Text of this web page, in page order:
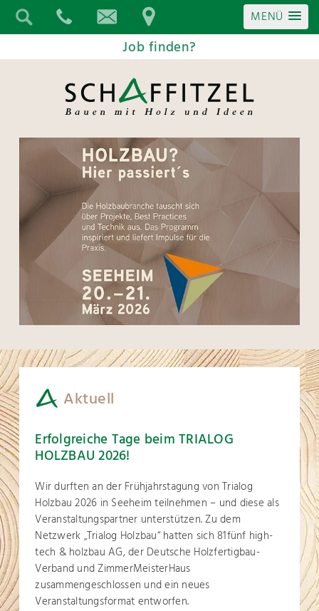
MENÜ
Job finden?
Aktuell
Erfolgreiche Tage beim TRIALOG
HOLZBAU 2026!
Wir durften an der Frühjahrstagung von Trialog
Holzbau 2026 in Seeheim teilnehmen – und diese als
Veranstaltungspartner unterstützen. Zu dem
Netzwerk „Trialog Holzbau“ hatten sich 81fünf high-
tech & holzbau AG, der Deutsche Holzfertigbau-
Verband und ZimmerMeisterHaus
zusammengeschlossen und ein neues
Veranstaltungsformat entworfen.